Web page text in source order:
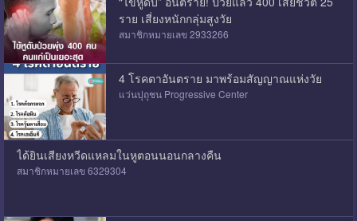
ราย เสี่ยงหนักกลุ่มสูงวัย
สมาชิกหมายเลข 2933266
4 โรคตาอันตราย มาพร้อมสัญญาณแห่งวัย
แว่นปุถุชน Progressive Center
ได้ยินเสียงหวีดแหลมในหูตอนนอนกลางคืน
สมาชิกหมายเลข 6329304